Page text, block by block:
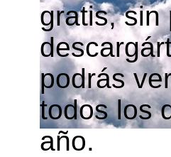
gratis, sin
podrás
todos los
año.